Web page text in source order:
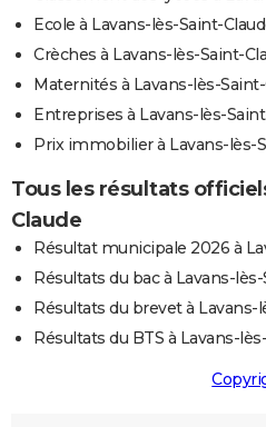
Ecole à Lavans-lès-Saint-
Crèches à Lavans-lès-Saint-
Maternités à Lavans-lès-
Entreprises à Lavans-lès-
Prix immobilier à Lavans-lès-
Tous les résultats
Claude
Résultat municipale 2026 à
Résultats du bac à Lavans-
Résultats du brevet à Lavans-
Résultats du BTS à Lavans-